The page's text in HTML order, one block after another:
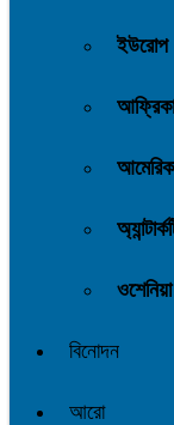
ইউরোপ
আফ্রিকা
ওশেনিয়া
বিনোদন
আরো